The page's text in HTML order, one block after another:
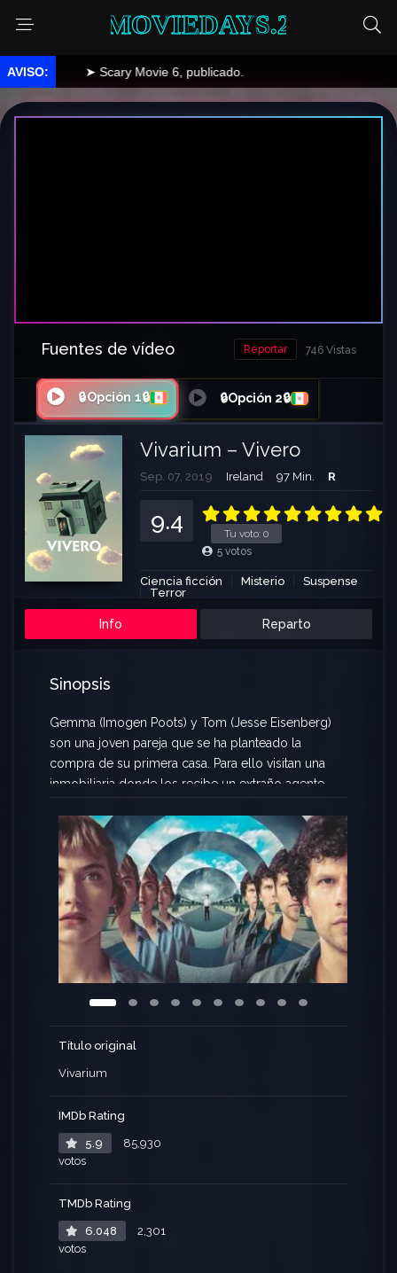
MOVIEDAYS.2
➤ Scary Movie 6, publicado.
Fuentes de vídeo 746 Vistas
Reportar
🔒Opción 1🔒 🔒Opción 2🔒
Vivarium – Vivero
Sep. 07, 2019 Ireland 97 Min. R
Tu voto: 0
9.4
5 votos
Ciencia ficción Misterio
Suspense
Terror
Info Reparto
Sinopsis
Gemma (Imogen Poots) y Tom (Jesse Eisenberg)
son una joven pareja que se ha planteado la
compra de su primera casa. Para ello visitan una
inmobiliaria donde los recibe un extraño agente
misteriosa y peculiar urbanización donde todas
las casas son idénticas, para mostrarles una
vivienda unifamiliar para ellos. Volviendo de la
visita, quedan atrapados en una laberíntica e
interminable pesadilla surrealista.
Título original
Vivarium
IMDb Rating
5.9
85,930
votos
TMDb Rating
6.048
2,301
votos